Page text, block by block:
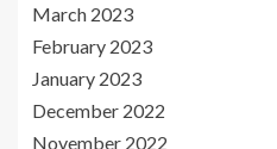
March 2023
February 2023
January 2023
December 2022
November 2022